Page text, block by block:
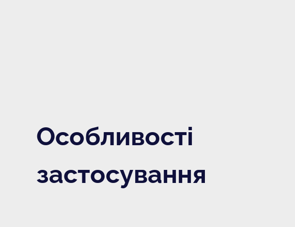
Особливості
застосування